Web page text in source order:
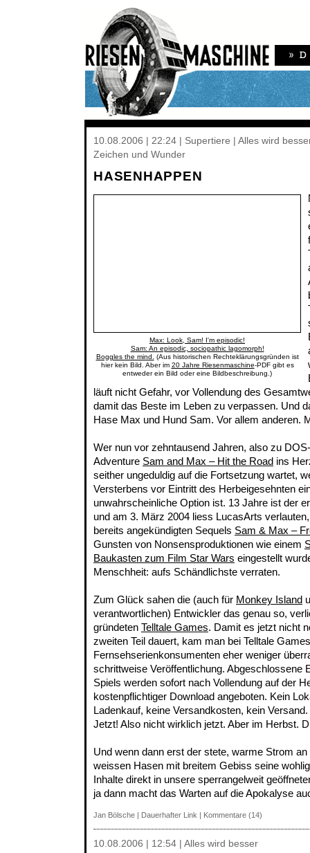
10.08.2006 | 22:24 | Supertiere | Alles wird
Zeichen und Wunder
HASENHAPPEN
Max: Look, Sam! I'm episodic!
Sam: An episodic, sociopathic lagomorph!
Boggles the mind.
(Aus historischen Rechteklärungsgründen ist
hier kein Bild. Aber im 20 Jahre Riesenmaschine-PDF gibt es
entweder ein Bild oder eine Bildbeschreibung.)
läuft nicht Gefahr, vor Vollendung des
damit das Beste im Leben zu verpassen. Und
Hase Max und Hund Sam. Vor allem anderen.
Wer nun vor zehntausend Jahren, also zu
Adventure Sam and Max – Hit the Road ins
seither ungeduldig auf die Fortsetzung wartet,
Versterbens vor Eintritt des Herbeigesehnten
unwahrscheinliche Option ist. 13 Jahre ist der
und am 3. März 2004 liess LucasArts
bereits angekündigten Sequels Sam & Max –
Gunsten von Nonsensproduktionen wie einem
Baukasten zum Film Star Wars eingestellt
Menschheit: aufs Schändlichste verraten.
Zum Glück sahen die (auch für Monkey Island
verantwortlichen) Entwickler das genau so,
gründeten Telltale Games. Damit es jetzt nicht
zweiten Teil dauert, kam man bei Telltale
Fernsehserienkonsumenten eher weniger
schrittweise Veröffentlichung. Abgeschlossene
Spiels werden sofort nach Vollendung auf der
kostenpflichtiger Download angeboten. Kein
Ladenkauf, keine Versandkosten, kein
Jetzt! Also nicht wirklich jetzt. Aber im Herbst.
Und wenn dann erst der stete, warme Strom
weissen Hasen mit breitem Gebiss seine
Inhalte direkt in unsere sperrangelweit
ja dann macht das Warten auf die Apokalyse
Jan Bölsche | Dauerhafter Link | Kommentare (14)
10.08.2006 | 12:54 | Alles wird besser